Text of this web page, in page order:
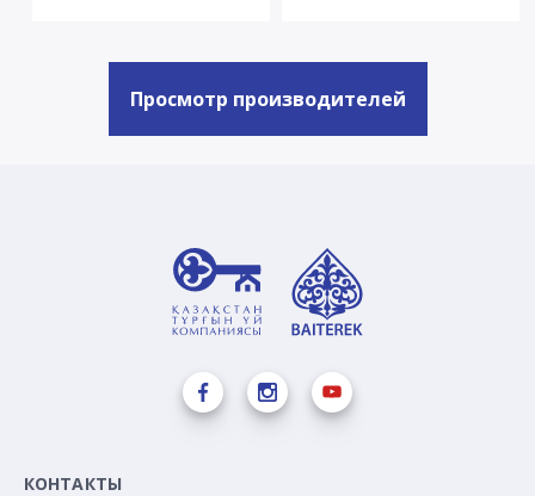
Просмотр производителей
КОНТАКТЫ